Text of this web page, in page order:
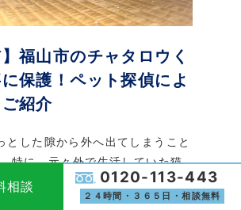
】福山市のチャタロウく
保護！ペット探偵によ
紹介
とした隙から外へ出てしまうこと
特に、元々外で生活していた猫
く、脱走後は人目につかない場所
ケースも少なくありません。 今
相談 0120-113-443
２４時間・３６５日・相談無料